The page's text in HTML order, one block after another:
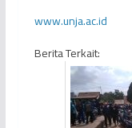
www.unja.ac.id
Berita Terkait: